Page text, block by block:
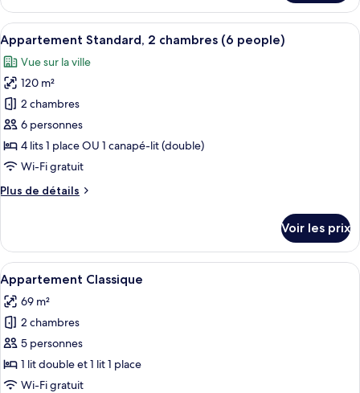
chambre
(4
people)
le
type
de
chambre
Appartement
Standard,
chambre
(4
people)
Afficher
toutes
les
photos
pour
ce
type
de
chambre :
Appartement
chambres
(6
people)
Un salon avec un canapé vert, une
11
Appartement Standard, 2 chambres (6 people)
Vue sur la ville
120 m²
2 chambres
6 personnes
4 lits 1 place OU 1 canapé-lit (double)
Wi-Fi gratuit
Plus de détails
Plus
le
type
de
chambre
Appartement
Standard,
chambres
(6
people)
Voir les prix
Afficher
toutes
les
photos
pour
ce
type
Une chambre à coucher avec une
17
Appartement Classique
69 m²
2 chambres
5 personnes
1 lit double et 1 lit 1 place
Wi-Fi gratuit